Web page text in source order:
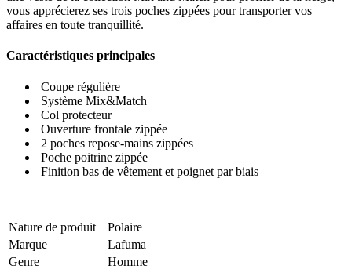
vous apprécierez ses trois poches zippées pour transporter vos
affaires en toute tranquillité.
Caractéristiques principales
Coupe régulière
Système Mix&Match
Col protecteur
Ouverture frontale zippée
2 poches repose-mains zippées
Poche poitrine zippée
Finition bas de vêtement et poignet par biais
Nature de produit
Polaire
Marque
Lafuma
Genre
Homme